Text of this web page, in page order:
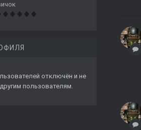
отключён и не
пользователям.